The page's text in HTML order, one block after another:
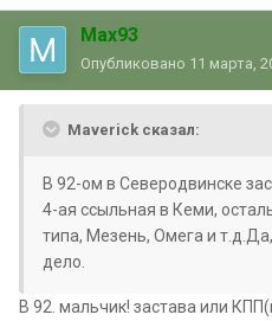
Max93
Опубликовано 11 марта,
Maverick сказал:
В 92-ом в Северодвинске
4-ая ссыльная в Кеми,
типа, Мезень, Омега и
дело.
В 92. мальчик! застава или